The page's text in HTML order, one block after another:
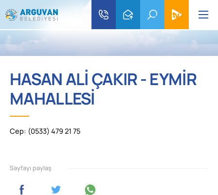
HASAN ALİ ÇAKIR - EYMİR
MAHALLESİ
Cep: (0533) 479 21 75
Sayfayı paylaş